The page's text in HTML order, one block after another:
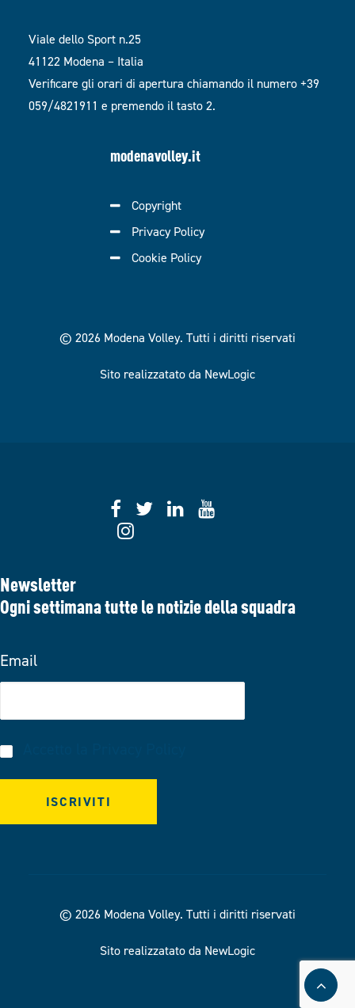
Viale dello Sport n.25
41122 Modena – Italia
Verificare gli orari di apertura chiamando il numero +39
059/4821911 e premendo il tasto 2.
modenavolley.it
Copyright
Privacy Policy
Cookie Policy
© 2026 Modena Volley. Tutti i diritti riservati
Sito realizzatato da NewLogic
Newsletter
Ogni settimana tutte le notizie della squadra
Email
© 2026 Modena Volley. Tutti i diritti riservati
Sito realizzatato da NewLogic